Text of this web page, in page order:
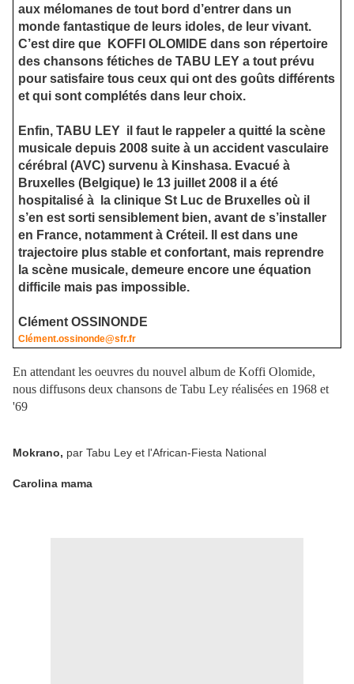
aux mélomanes de tout bord d’entrer dans un
monde fantastique de leurs idoles, de leur vivant.
C’est dire que
KOFFI OLOMIDE dans son répertoire
des chansons fétiches de TABU LEY a tout prévu
pour satisfaire tous ceux qui ont des goûts différents
et qui sont complétés dans leur choix.
Enfin, TABU LEY il faut le rappeler a quitté la scène
musicale depuis 2008 suite à un accident vasculaire
cérébral (AVC) survenu à Kinshasa. Evacué à
Bruxelles (Belgique) le 13 juillet 2008 il a été
hospitalisé à
la clinique St Luc de Bruxelles où il
s’en est sorti sensiblement bien, avant de s’installer
en France, notamment à Créteil. Il est dans une
trajectoire plus stable et confortant, mais reprendre
la scène musicale, demeure encore une équation
difficile mais pas impossible.
Clément OSSINONDE
Clément.ossinonde@sfr.fr
En attendant les oeuvres du nouvel album de Koffi Olomide,
nous diffusons deux chansons de Tabu Ley réalisées en 1968 et
'69
Mokrano, par Tabu Ley et l'African-Fiesta National
Carolina mama